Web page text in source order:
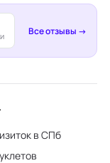
Все отзывы →
в СПб